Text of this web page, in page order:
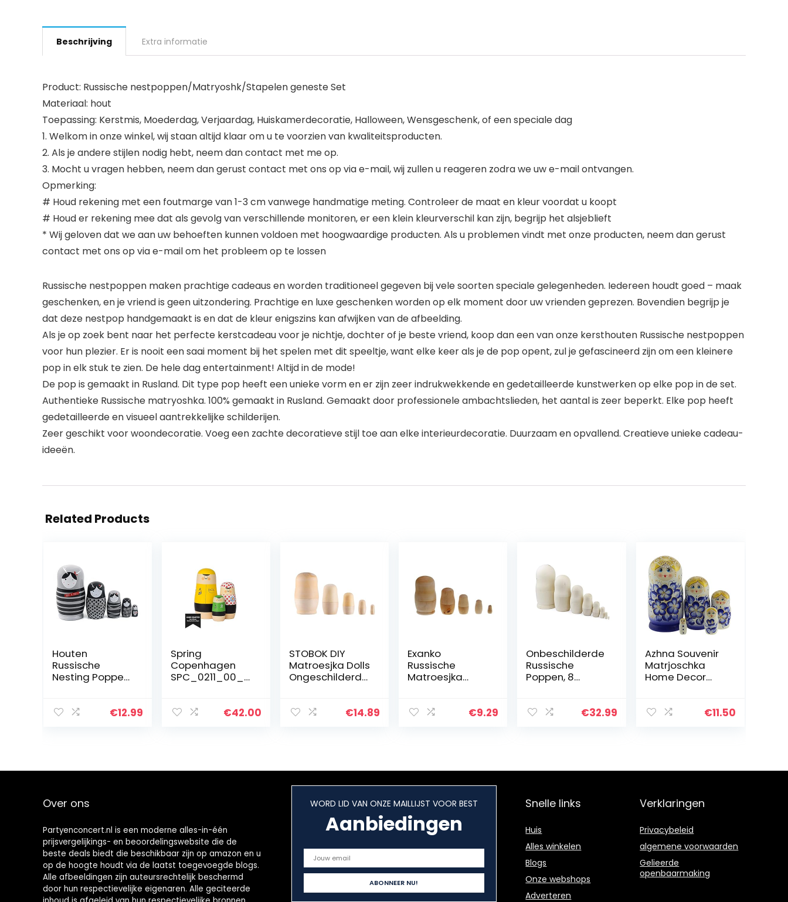
Beschrijving Extra informatie
Product: Russische nestpoppen/Matryoshk/Stapelen geneste Set
Materiaal: hout
Toepassing: Kerstmis, Moederdag, Verjaardag, Huiskamerdecoratie, Halloween, Wensgeschenk, of een speciale dag
1. Welkom in onze winkel, wij staan altijd klaar om u te voorzien van kwaliteitsproducten.
2. Als je andere stijlen nodig hebt, neem dan contact met me op.
3. Mocht u vragen hebben, neem dan gerust contact met ons op via e-mail, wij zullen u reageren zodra we uw e-mail ontvangen.
Opmerking:
# Houd rekening met een foutmarge van 1-3 cm vanwege handmatige meting. Controleer de maat en kleur voordat u koopt
# Houd er rekening mee dat als gevolg van verschillende monitoren, er een klein kleurverschil kan zijn, begrijp het alsjeblieft
* Wij geloven dat we aan uw behoeften kunnen voldoen met hoogwaardige producten. Als u problemen vindt met onze producten, neem dan gerust
contact met ons op via e-mail om het probleem op te lossen
Russische nestpoppen maken prachtige cadeaus en worden traditioneel gegeven bij vele soorten speciale gelegenheden. Iedereen houdt goed – maak
geschenken, en je vriend is geen uitzondering. Prachtige en luxe geschenken worden op elk moment door uw vrienden geprezen. Bovendien begrijp je
dat deze nestpop handgemaakt is en dat de kleur enigszins kan afwijken van de afbeelding.
Als je op zoek bent naar het perfecte kerstcadeau voor je nichtje, dochter of je beste vriend, koop dan een van onze kersthouten Russische nestpoppen
voor hun plezier. Er is nooit een saai moment bij het spelen met dit speeltje, want elke keer als je de pop opent, zul je gefascineerd zijn om een kleinere
pop in elk stuk te zien. De hele dag entertainment! Altijd in de mode!
De pop is gemaakt in Rusland. Dit type pop heeft een unieke vorm en er zijn zeer indrukwekkende en gedetailleerde kunstwerken op elke pop in de set.
Authentieke Russische matryoshka. 100% gemaakt in Rusland. Gemaakt door professionele ambachtslieden, het aantal is zeer beperkt. Elke pop heeft
gedetailleerde en visueel aantrekkelijke schilderijen.
Zeer geschikt voor woondecoratie. Voeg een zachte decoratieve stijl toe aan elke interieurdecoratie. Duurzaam en opvallend. Creatieve unieke cadeau-
ideeën.
Related Products
Houten
Russische
Nesting Poppen
Handgemaakte
€12.99
Spring
Copenhagen
SPC_0211_00_0
€42.00
STOBOK DIY
Matroesjka Dolls
Ongeschilderde
Nesting Poppen
€14.89
Exanko
Russische
Matroesjka
eigen set van 5
€9.29
Onbeschilderde
Russische
Poppen, 8
Poppen
Traditionele…
€32.99
Azhna Souvenir
Matrjoschka
Home Decor
nesting pop,€11.50
Over ons
Partyenconcert.nl is een moderne alles-in-één
prijsvergelijkings- en beoordelingswebsite die de
beste deals biedt die beschikbaar zijn op amazon en u
op de hoogte houdt via de laatst toegevoegde blogs.
Alle afbeeldingen zijn auteursrechtelijk beschermd
door hun respectievelijke eigenaren. Alle geciteerde
WORD LID VAN ONZE MAILLIJST VOOR BEST
Aanbiedingen
Snelle links
Huis
Alles winkelen
Blogs
Onze webshops
Adverteren
Verklaringen
Privacybeleid
algemene voorwaarden
Gelieerde
openbaarmaking